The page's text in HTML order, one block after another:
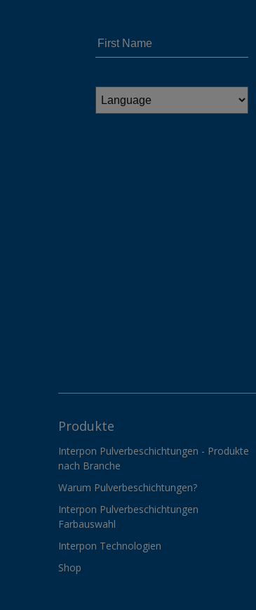
Produkte
Interpon Pulverbeschichtungen - Produkte
nach Branche
Warum Pulverbeschichtungen?
Interpon Pulverbeschichtungen
Farbauswahl
Interpon Technologien
Shop